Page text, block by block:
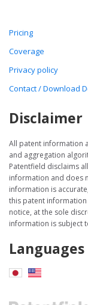
Pricing
Coverage
Privacy policy
Contact / Download
Disclaimer
All patent information
and aggregation
Patentfield disclaims
information and does
information is
this patent
notice, at the sole
information is subject
Languages